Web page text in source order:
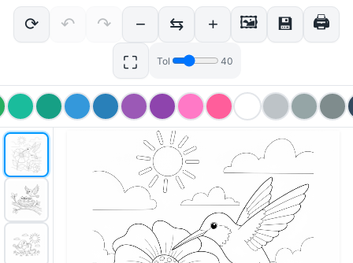
⟳ ↶ ↷ − ⇆ + 🖼 💾 🖨
⛶ Tol 40